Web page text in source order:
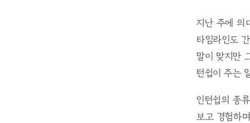
지난 주에 의
타임라인도
말이 맞지만
턴쉽이 주는
인턴쉽의 종
보고 경험하